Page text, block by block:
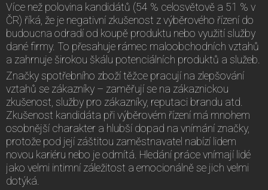
Více než polovina kandidátů (54 % celosvětově a 51 % v
ČR) říká, že je negativní zkušenost z výběrového řízení do
budoucna odradí od koupě produktu nebo využití služby
dané firmy. To přesahuje rámec maloobchodních vztahů
a zahrnuje širokou škálu potenciálních produktů a služeb.
Značky spotřebního zboží těžce pracují na zlepšování
vztahů se zákazníky – zaměřují se na zákaznickou
zkušenost, služby pro zákazníky, reputaci brandu atd.
Zkušenost kandidáta při výběrovém řízení má mnohem
osobnější charakter a hlubší dopad na vnímání značky,
protože pod její záštitou zaměstnavatel nabízí lidem
novou kariéru nebo je odmítá. Hledání práce vnímají lidé
jako velmi intimní záležitost a emocionálně se jich velmi
dotýká.